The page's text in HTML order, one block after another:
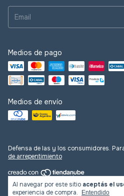
Al navegar por este sitio aceptás el
experiencia de compra.
Entendido
Medios de pago
Medios de envío
Defensa de las y los consumidores.
de arrepentimiento
Copyright Las Lupes - 2026. Todos